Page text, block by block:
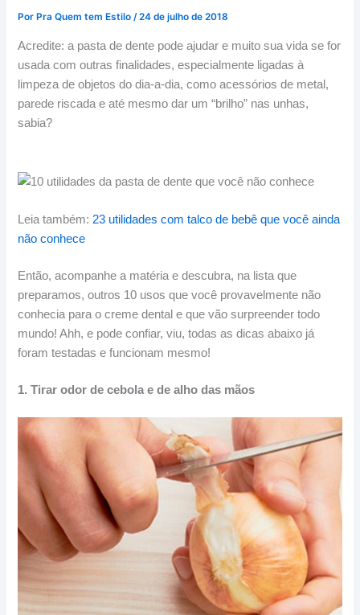
Por Pra Quem tem Estilo/24 de julho de 2018
Acredite: a pasta de dente pode ajudar e muito sua vida se for
usada com outras finalidades, especialmente ligadas à
limpeza de objetos do dia-a-dia, como acessórios de metal,
parede riscada e até mesmo dar um “brilho” nas unhas,
sabia?
Leia também:23 utilidades com talco de bebê que você ainda
não conhece
Então, acompanhe a matéria e descubra, na lista que
preparamos, outros 10 usos que você provavelmente não
conhecia para o creme dental e que vão surpreender todo
mundo! Ahh, e pode confiar, viu, todas as dicas abaixo já
foram testadas e funcionam mesmo!
1. Tirar odor de cebola e de alho das mãos